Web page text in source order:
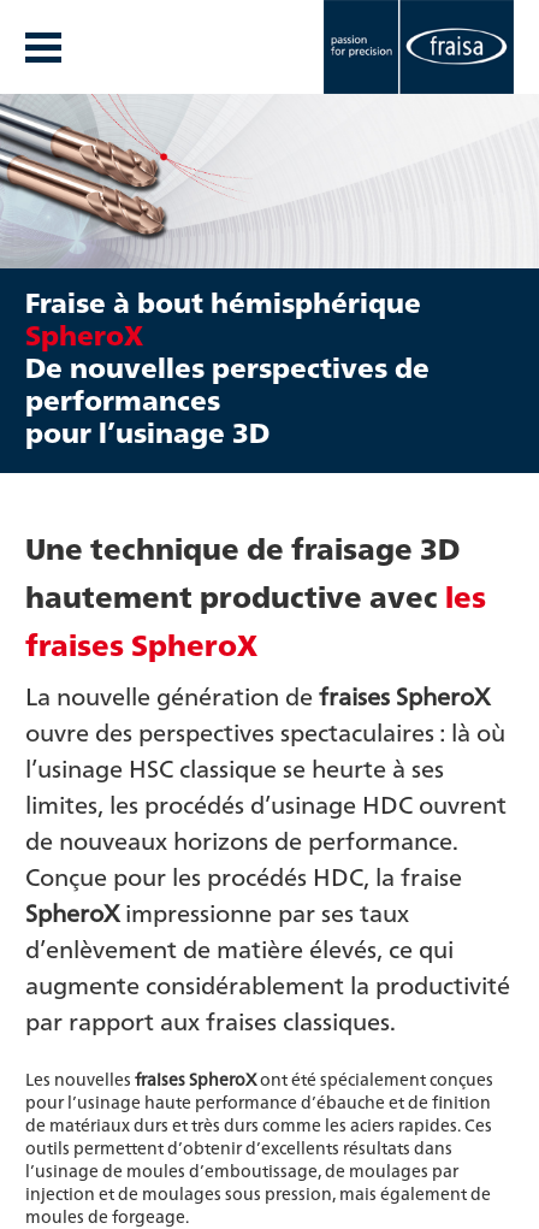
Fraise à bout hémisphérique
SpheroX
De nouvelles perspectives de
performances
pour l’usinage 3D
Une technique de fraisage 3D
hautement productive avec les
fraises SpheroX
La nouvelle génération defraises SpheroX
ouvre des perspectives spectaculaires : là où
l’usinage HSC classique se heurte à ses
limites, les procédés d’usinage HDC ouvrent
de nouveaux horizons de performance.
Conçue pour les procédés HDC, la fraise
SpheroXimpressionne par ses taux
d’enlèvement de matière élevés, ce qui
augmente considérablement la productivité
par rapport aux fraises classiques.
Les nouvelles fraises SpheroXont été spécialement conçues
pour l’usinage haute performance d’ébauche et de finition
de matériaux durs et très durs comme les aciers rapides. Ces
outils permettent d’obtenir d’excellents résultats dans
l’usinage de moules d’emboutissage, de moulages par
injection et de moulages sous pression, mais également de
moules de forgeage.